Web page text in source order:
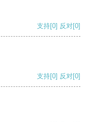
支持[0] 反对[0]
支持[0] 反对[0]